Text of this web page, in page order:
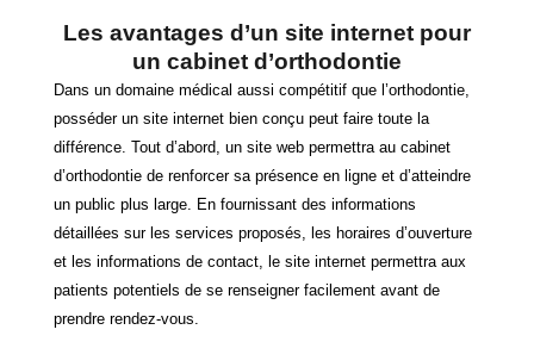
Les avantages d’un site internet pour
un cabinet d’orthodontie
Dans un domaine médical aussi compétitif que l’orthodontie,
posséder un site internet bien conçu peut faire toute la
différence. Tout d’abord, un site web permettra au cabinet
d’orthodontie de renforcer sa présence en ligne et d’atteindre
un public plus large. En fournissant des informations
détaillées sur les services proposés, les horaires d’ouverture
et les informations de contact, le site internet permettra aux
patients potentiels de se renseigner facilement avant de
prendre rendez-vous.